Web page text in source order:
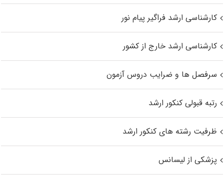
کارشناسی ارشد فراگیر پیام نور
کارشناسی ارشد خارج از کشور
سرفصل ها و ضرایب دروس آزمون
رتبه قبولی کنکور ارشد
ظرفیت رشته های کنکور ارشد
پزشکی از لیسانس